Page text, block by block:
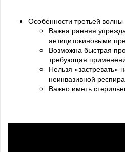
Особенности третьей волны
Важна ранняя
антицитокиновыми
Возможна быстрая
требующая
Нельзя
неинвазивной
Важно иметь